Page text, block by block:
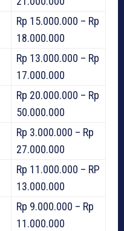
Rp 15.000.000 – Rp
18.000.000
Rp 13.000.000 – Rp
17.000.000
Rp 20.000.000 – Rp
50.000.000
Rp 3.000.000 – Rp
27.000.000
Rp 11.000.000 – RP
13.000.000
Rp 9.000.000 – Rp
11.000.000